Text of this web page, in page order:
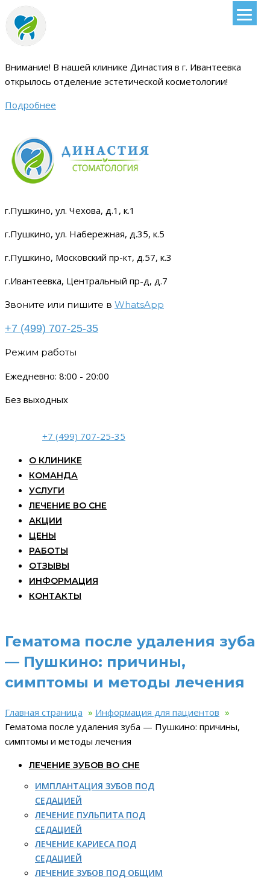
Внимание! В нашей клинике Династия в г. Ивантеевка
открылось отделение эстетической косметологии!
Подробнее
г.Пушкино, ул. Чехова, д.1, к.1
г.Пушкино, ул. Набережная, д.35, к.5
г.Пушкино, Московский пр-кт, д.57, к.3
г.Ивантеевка, Центральный пр-д, д.7
Звоните или пишите в WhatsApp
+7 (499) 707-25-35
Режим работы
Ежедневно: 8:00 - 20:00
Без выходных
+7 (499) 707-25-35
О КЛИНИКЕ
КОМАНДА
УСЛУГИ
ЛЕЧЕНИЕ ВО СНЕ
АКЦИИ
ЦЕНЫ
РАБОТЫ
ОТЗЫВЫ
ИНФОРМАЦИЯ
КОНТАКТЫ
Гематома после удаления зуба
— Пушкино: причины,
симптомы и методы лечения
Главная страница » Информация для пациентов »
Гематома после удаления зуба — Пушкино: причины,
симптомы и методы лечения
ЛЕЧЕНИЕ ЗУБОВ ВО СНЕ
ИМПЛАНТАЦИЯ ЗУБОВ ПОД
СЕДАЦИЕЙ
ЛЕЧЕНИЕ ПУЛЬПИТА ПОД
СЕДАЦИЕЙ
ЛЕЧЕНИЕ КАРИЕСА ПОД
СЕДАЦИЕЙ
ЛЕЧЕНИЕ ЗУБОВ ПОД ОБЩИМ